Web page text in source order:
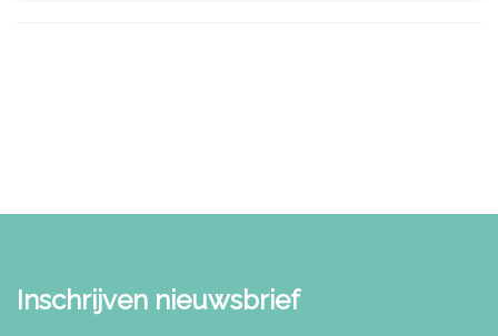
Inschrijven nieuwsbrief